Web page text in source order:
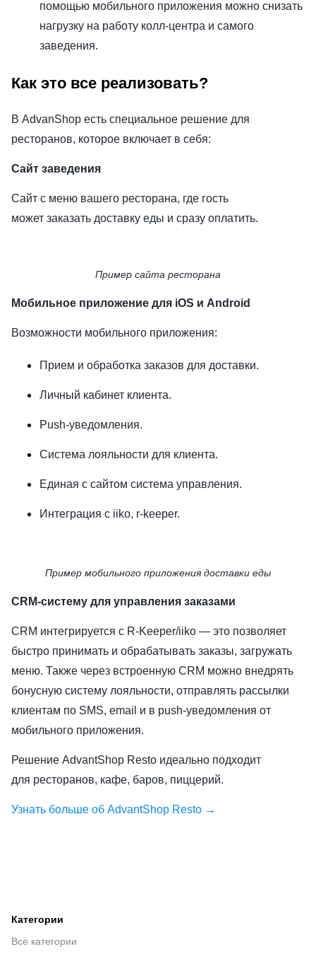
Категории
Все категории
помощью мобильного приложения можно снизать
нагрузку на работу колл-центра и самого
заведения.
Как это все реализовать?
В AdvanShop есть специальное решение для
ресторанов, которое включает в себя:
Сайт заведения
Сайт с меню вашего ресторана, где гость
может заказать доставку еды и сразу оплатить.
Пример сайта ресторана
Мобильное приложение для iOS и Android
Возможности мобильного приложения:
Прием и обработка заказов для доставки.
Личный кабинет клиента.
Push-уведомления.
Система лояльности для клиента.
Единая с сайтом система управления.
Интеграция с iiko, r-keeper.
Пример мобильного приложения доставки еды
CRM-систему для управления заказами
CRM интегрируется с R-Keeper/iiko — это позволяет
быстро принимать и обрабатывать заказы, загружать
меню. Также через встроенную CRM можно внедрять
бонусную систему лояльности, отправлять рассылки
клиентам по SMS, email и в push-уведомления от
мобильного приложения.
Решение AdvantShop Resto идеально подходит
для ресторанов, кафе, баров, пиццерий.
Узнать больше об AdvantShop Resto →